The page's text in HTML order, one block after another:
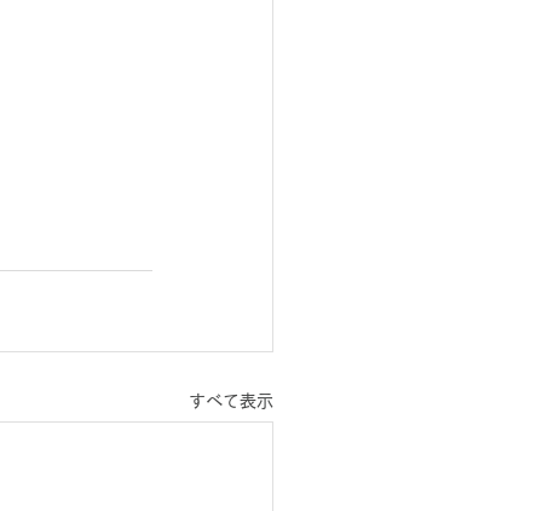
すべて表示